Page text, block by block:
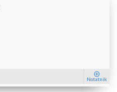
Notatnik